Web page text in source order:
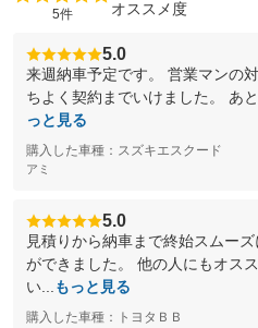
5件 オススメ度
5.0
来週納車予定です。 営業マンの
ちよく契約までいけました。 あ
っと見る
購入した車種：スズキエスクード
アミ
5.0
見積りから納車まで終始スムー
ができました。 他の人にもオス
い...
もっと見る
購入した車種：トヨタＢＢ